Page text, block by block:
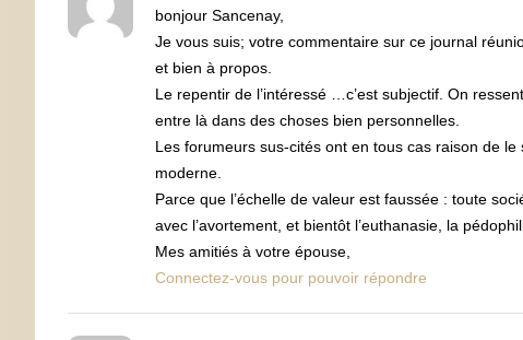
bonjour Sancenay,
Je vous suis; votre commentaire sur ce journal
et bien à propos.
Le repentir de l’intéressé …c’est subjectif. On
entre là dans des choses bien personnelles.
Les forumeurs sus-cités ont en tous cas raison de
moderne.
Parce que l’échelle de valeur est faussée : toute
avec l’avortement, et bientôt l’euthanasie, la
Mes amitiés à votre épouse,
Connectez-vous pour pouvoir répondre